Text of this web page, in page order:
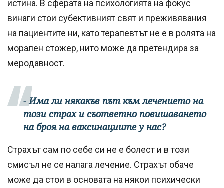
истина. В сферата на психологията на фокус
винаги стои субективният свят и преживявания
на пациентите ни, като терапевтът не е в ролята на
морален стожер, нито може да претендира за
меродавност.
- Има ли някакъв път към лечението на
този страх и съответно повишаването
на броя на ваксинациите у нас?
Страхът сам по себе си не е болест и в този
смисъл не се налага лечение. Страхът обаче
може да стои в основата на някои психически